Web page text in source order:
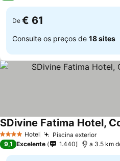
De € 61
Consulte os preços de 18 sites
4 EstrelasHotel Piscina exteriorVer
SDivine Fatima Hotel,
9,1 Excelente 1.440 a 3.5 km